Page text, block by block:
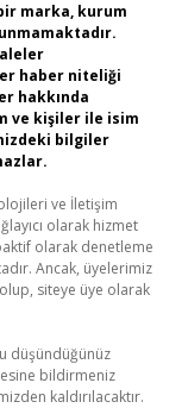
marka, kurum
haber niteliği
hakkında
ve kişiler ile isim
bilgiler
ve İletişim
olarak hizmet
olarak denetleme
Ancak, üyelerimiz
siteye üye olarak
düşündüğünüz
bildirmeniz
kaldırılacaktır.